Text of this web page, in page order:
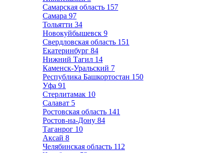
Самарская область 157
Самара 97
Тольятти 34
Новокуйбышевск 9
Свердловская область 151
Екатеринбург 84
Нижний Тагил 14
Каменск-Уральский 7
Республика Башкортостан 150
Уфа 91
Стерлитамак 10
Салават 5
Ростовская область 141
Ростов-на-Дону 84
Таганрог 10
Аксай 8
Челябинская область 112